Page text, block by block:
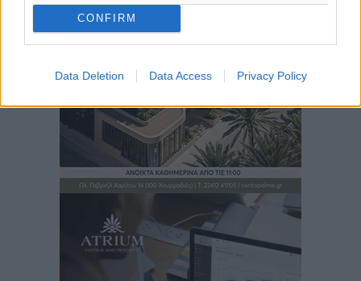
CONFIRM
Data Deletion Data Access Privacy Policy